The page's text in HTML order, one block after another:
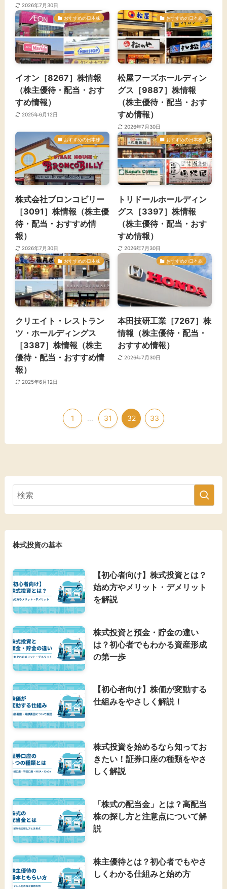
2026年7月30日
おすすめの日本株
イオン［8267］株情報
（株主優待・配当・おす
すめ情報）
2025年6月12日
おすすめの日本株
松屋フーズホールディン
グス［9887］株情報
（株主優待・配当・おす
すめ情報）
2026年7月30日
おすすめの日本株
​株式会社ブロンコビリー
［3091］株情報（株主優
待・配当・おすすめ情
報）
2026年7月30日
おすすめの日本株
トリドールホールディン
グス［3397］株情報
（株主優待・配当・おす
すめ情報）
2026年7月30日
おすすめの日本株
クリエイト・レストラン
ツ・ホールディングス
［3387］株情報（株主
優待・配当・おすすめ情
報）
2025年6月12日
おすすめの日本株
本田技研工業［7267］株
情報（株主優待・配当・
おすすめ情報）
2026年7月30日
1 ... 31 32 33
株式投資の基本
【初心者向け】株式投資とは？
始め方やメリット・デメリット
を解説
株式投資と預金・貯金の違い
は？初心者でもわかる資産形成
の第一歩
【初心者向け】株価が変動する
仕組みをやさしく解説！
株式投資を始めるなら知ってお
きたい！証券口座の種類をやさ
しく解説
「株式の配当金」とは？高配当
株の探し方と注意点について解
説
株主優待とは？初心者でもやさ
しくわかる仕組みと始め方